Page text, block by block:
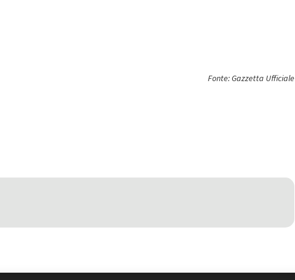
Fonte: Gazzetta Ufficiale